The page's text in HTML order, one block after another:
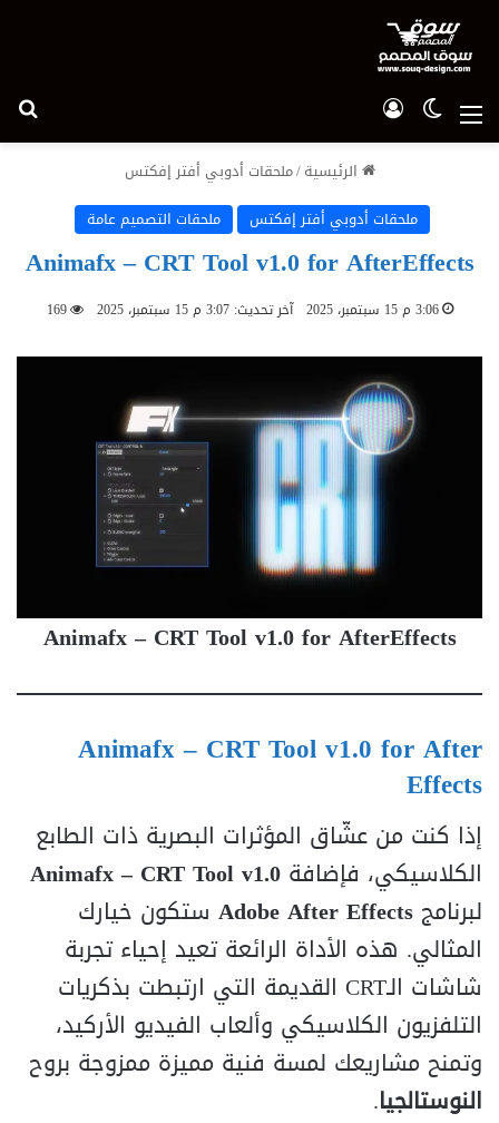
القائمة الوضع المظلم
الرئيسية/ملحقات أدوبي أفتر إفكتس
ملحقات أدوبي أفتر إفكتس
ملحقات التصميم عامة
Animafx – CRT Tool v1.0 for AfterEffects
3:06 م 15 سبتمبر، 2025 آخر تحديث: 3:07 م 15 سبتمبر، 2025 169
Animafx – CRT Tool v1.0 for AfterEffects
Animafx – CRT Tool v1.0 for After
Effects
إذا كنت من عشّاق المؤثرات البصرية ذات الطابع
الكلاسيكي، فإضافة Animafx – CRT Tool v1.0
لبرنامج Adobe After Effects ستكون خيارك
المثالي. هذه الأداة الرائعة تعيد إحياء تجربة
شاشات الـCRT القديمة التي ارتبطت بذكريات
التلفزيون الكلاسيكي وألعاب الفيديو الأركيد،
وتمنح مشاريعك لمسة فنية مميزة ممزوجة بروح
النوستالجيا.